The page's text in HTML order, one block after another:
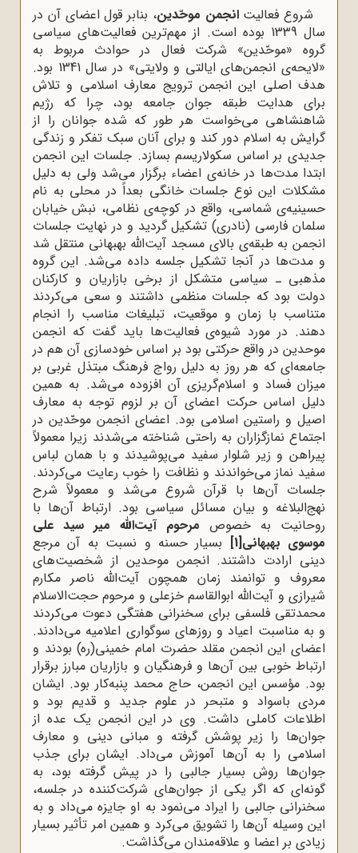
شروع فعالیتانجمن موحّدین، بنابر قول اعضای آن در
سال 1339 بوده است. از مهم‌ترین فعالیت‌های سیاسی
گروه «موحّدین» شرکت فعال در حوادث مربوط به
«لایحه‌ی انجمن‌های ایالتی و ولایتی» در سال 1341 بود.
هدف اصلی این انجمن ترویج معارف اسلامی و تلاش
برای هدایت طبقه جوان جامعه بود، چرا که رژیم
شاهنشاهی می‌خواست هر طور که شده جوانان را از
گرایش به اسلام دور کند و برای آنان سبک تفکر و زندگی
جدیدی بر اساس سکولاریسم بسازد. جلسات این انجمن
ابتدا مدت‌ها در خانه‌‌ی اعضاء برگزار می‌شد ولی به دلیل
مشکلات این نوع جلسات خانگی بعداً در محلی به نام
حسینیه‌ی شماسی، واقع در کوچه‌ی نظامی، نبش خیابان
سلمان فارسی (نادری) تشکیل گردید و در نهایت جلسات
انجمن به طبقه‌ی بالای مسجد آیت‌الله‌ بهبهانی منتقل شد
و مدت‌ها در آنجا تشکیل جلسه داده می‌شد. این گروه
مذهبی ـ سیاسی متشکل از برخی بازاریان و کارکنان
دولت بود که جلسات منظمی داشتند و سعی می‌کردند
متناسب با زمان و موقعیت، تبلیغات مناسب را انجام
دهند. در مورد شیوه‌ی فعالیت‌ها باید گفت که انجمن
موحدین در واقع حرکتی بود بر اساس خودسازی آن هم در
جامعه‌ای که هر روز به دلیل رواج فرهنگ مبتذل غربی بر
میزان فساد و اسلا‌م‌گریزی آن افزوده می‌شد. به همین
دلیل اساس حرکت اعضای آن بر لزوم توجه به معارف
اصیل و راستین اسلامی بود. اعضای انجمن موحّدین در
اجتماع نمازگزاران به راحتی شناخته می‌شدند زیرا معمولاً
پیراهن و زیر شلوار سفید می‌پوشیدند و با همان لباس
سفید نماز می‌خواندند و نظافت را خوب رعایت می‌کردند.
جلسات آن‌ها با قرآن شروع می‌شد و معمولاً شرح
نهج‌البلاغه و بیان مسائل سیاسی بود. ارتباط آن‌ها با
روحانیت به خصوص مرحوم آیت‌الله‌ میر سید علی
موسوی بهبهانی[1] بسیار حسنه و نسبت به آن مرجع
دینی ارادت داشتند. انجمن موحدین از شخصیت‌های
معروف و توانمند زمان همچون آیت‌الله‌ ناصر مکارم
شیرازی و آیت‌الله‌ ابوالقاسم خزعلی و مرحوم حجت‌الاسلام
محمدتقی فلسفی برای سخنرانی هفتگی دعوت می‌کردند
و به مناسبت اعیاد و روزهای سوگواری اعلامیه می‌دادند.
اعضای این انجمن مقلد حضرت امام خمینی(ره) بودند و
ارتباط خوبی بین آن‌ها و فرهنگیان و بازاریان مبارز برقرار
بود. مؤسس این انجمن، حاج‌ محمد پنبه‌کار بود. ایشان
مردی باسواد و متبحر در علوم جدید و قدیم بود و
اطلاعات کاملی داشت. وی در این انجمن یک عده از
جوان‌ها را زیر پوشش گرفته و مبانی دینی و معارف
اسلامی را به آن‌ها آموزش می‌داد. ایشان برای جذب
جوان‌ها روش بسیار جالبی را در پیش گرفته بود، به
گونه‌ای که اگر یکی از جوان‌های شرکت‌کننده در جلسه،
سخنرانی جالبی را ایراد می‌نمود به او جایزه می‌داد و به
این وسیله آن‌ها را تشویق می‌کرد و همین امر تأثیر بسیار
زیادی بر اعضا و علاقه‌مندان می‌گذاشت.